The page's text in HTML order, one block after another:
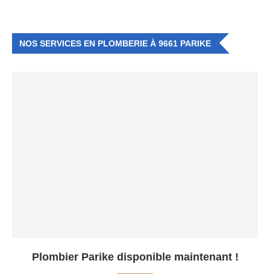
NOS SERVICES EN PLOMBERIE À 9661 PARIKE
Plombier Parike disponible maintenant !